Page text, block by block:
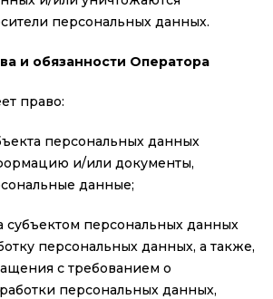
персональных данных.
и обязанности Оператора
право:
персональных данных
и/или документы,
данные;
субъектом персональных данных
персональных данных, а также,
с требованием о
персональных данных,